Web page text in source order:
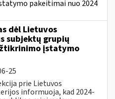
pakeitimai nuo 2024
dėl Lietuvos
subjektų grupių
įstatymo
25
prie Lietuvos
informuoja, kad 2024-